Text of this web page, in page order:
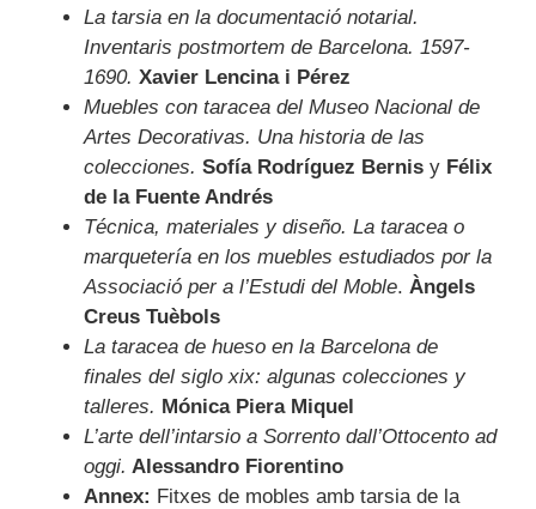
La tarsia en la documentació notarial.
Inventaris postmortem de Barcelona. 1597-
1690. Xavier Lencina i Pérez
Muebles con taracea del Museo Nacional de
Artes Decorativas. Una historia de las
colecciones. Sofía Rodríguez Bernis y Félix
de la Fuente Andrés
Técnica, materiales y diseño. La taracea o
marquetería en los muebles estudiados por la
Associació per a l’Estudi del Moble. Àngels
Creus Tuèbols
La taracea de hueso en la Barcelona de
finales del siglo xix: algunas colecciones y
talleres. Mónica Piera Miquel
L’arte dell’intarsio a Sorrento dall’Ottocento ad
oggi. Alessandro Fiorentino
Annex: Fitxes de mobles amb tarsia de la